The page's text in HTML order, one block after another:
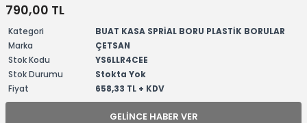
790,00 TL
Kategori
BUAT KASA SPRİAL BORU PLASTİK BORULAR
Marka
ÇETSAN
Stok Kodu
YS6LLR4CEE
Stok Durumu
Stokta Yok
Fiyat
658,33 TL + KDV
GELINCE HABER VER